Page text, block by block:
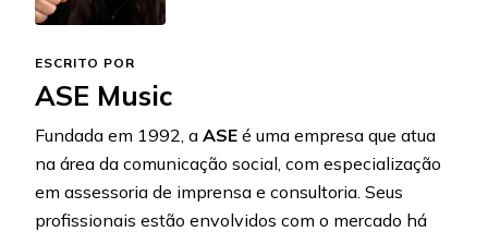
ESCRITO POR
ASE Music
Fundada em 1992, a ASE é uma empresa que atua
na área da comunicação social, com especialização
em assessoria de imprensa e consultoria. Seus
profissionais estão envolvidos com o mercado há